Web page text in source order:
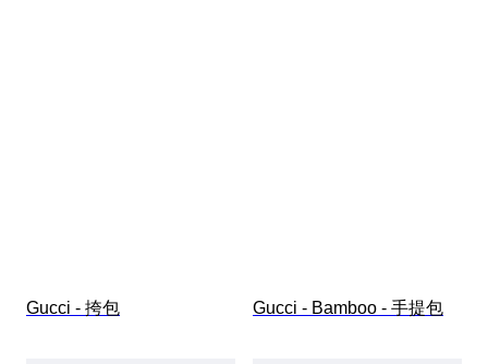
Gucci - 挎包 Gucci - Bamboo - 手提包